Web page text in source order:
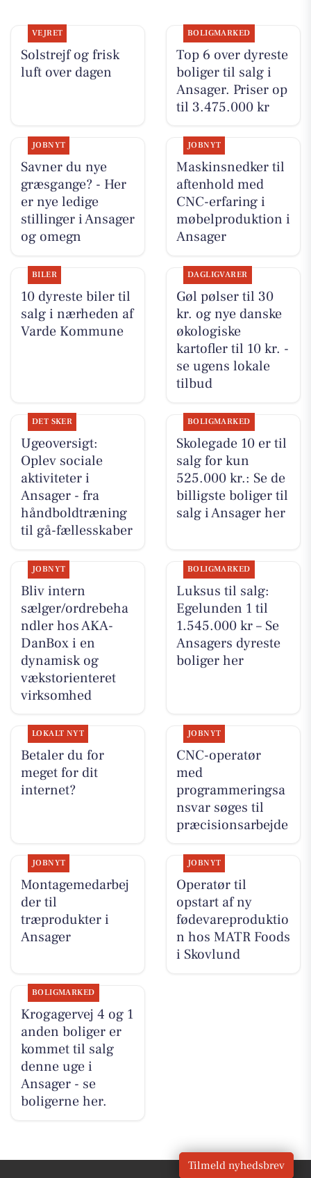
VEJRET
Solstrejf og frisk
luft over dagen
BOLIGMARKED
Top 6 over dyreste
boliger til salg i
Ansager. Priser op
til 3.475.000 kr
JOBNYT
Savner du nye
græsgange? - Her
er nye ledige
stillinger i Ansager
og omegn
JOBNYT
Maskinsnedker til
aftenhold med
CNC-erfaring i
møbelproduktion i
Ansager
BILER
10 dyreste biler til
salg i nærheden af
Varde Kommune
DAGLIGVARER
Gøl pølser til 30
kr. og nye danske
økologiske
kartofler til 10 kr. -
se ugens lokale
tilbud
DET SKER
Ugeoversigt:
Oplev sociale
aktiviteter i
Ansager - fra
håndboldtræning
til gå-fællesskaber
BOLIGMARKED
Skolegade 10 er til
salg for kun
525.000 kr.: Se de
billigste boliger til
salg i Ansager her
JOBNYT
Bliv intern
sælger/ordrebeha
ndler hos AKA-
DanBox i en
dynamisk og
vækstorienteret
virksomhed
BOLIGMARKED
Luksus til salg:
Egelunden 1 til
1.545.000 kr – Se
Ansagers dyreste
boliger her
LOKALT NYT
Betaler du for
meget for dit
internet?
JOBNYT
CNC-operatør
med
programmeringsa
nsvar søges til
præcisionsarbejde
JOBNYT
Montagemedarbej
der til
træprodukter i
Ansager
JOBNYT
Operatør til
opstart af ny
fødevareproduktio
n hos MATR Foods
i Skovlund
BOLIGMARKED
Krogagervej 4 og 1
anden boliger er
kommet til salg
denne uge i
Ansager - se
boligerne her.
Tilmeld nyhedsbrev